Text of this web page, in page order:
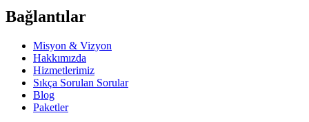
Bağlantılar
Misyon & Vizyon
Hakkımızda
Hizmetlerimiz
Sıkça Sorulan Sorular
Blog
Paketler